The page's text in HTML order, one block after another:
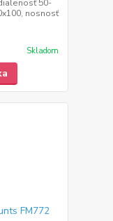
50-
nosnosť
Skladom